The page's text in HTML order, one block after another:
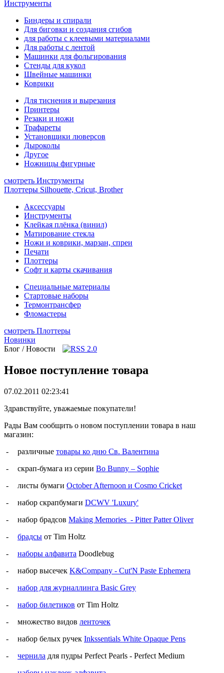
Инструменты
Биндеры и спирали
Для биговки и создания сгибов
для работы с клеевыми материалами
Для работы с лентой
Машинки для фольгирования
Стенды для кукол
Швейные машинки
Коврики
Для тиснения и вырезания
Принтеры
Резаки и ножи
Трафареты
Установщики люверсов
Дыроколы
Другое
Ножницы фигурные
смотреть Инструменты
Плоттеры Silhouette, Cricut, Brother
Аксессуары
Инструменты
Клейкая плёнка (винил)
Матирование стекла
Ножи и коврики, марзан, спреи
Печати
Плоттеры
Софт и карты скачивания
Специальные материалы
Стартовые наборы
Термонтрансфер
Фломастеры
смотреть Плоттеры
Новинки
Блог / Новости
Новое поступление товара
07.02.2011 02:23:41
Здравствуйте, уважаемые покупатели!
Рады Вам сообщить о новом поступлении товара в наш
магазин:
-
различные товары ко дню Св. Валентина
-
скрап-бумага из серии Bo Bunny – Sophie
-
листы бумаги October Afternoon и Cosmo Cricket
-
набор скрапбумаги DCWV 'Luxury'
-
набор брадсов Making Memories - Pitter Patter Oliver
-
брадсы от Tim Holtz
-
наборы алфавита Doodlebug
-
набор высечек K&Company - Cut'N Paste Ephemera
-
набор для журналлинга Basic Grey
-
набор билетиков от Tim Holtz
-
множество видов ленточек
-
набор белых ручек Inkssentials White Opaque Pens
-
чернила для пудры Perfect Pearls - Perfect Medium